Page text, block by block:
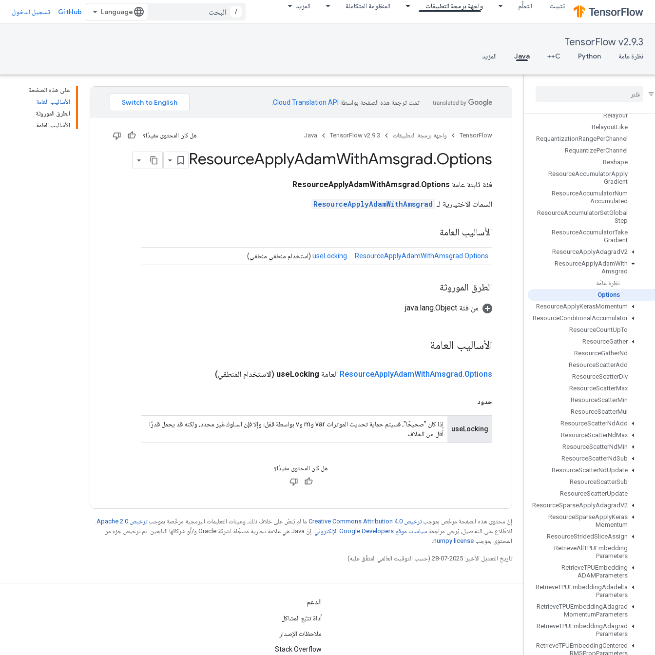
تثبيت التعلُّم واجهة برمجة التطبيقات المنظومة المتكاملة المزيد
/
GitHub تسجيل الدخول
TensorFlow v2.9.3
نظرة عامة Python
C++
Java المزيد
RefEnter
RefExit
RefMerge
RefNextIteration
Relayout
RelayoutLike
RequantizationRangePerChannel
RequantizePerChannel
Reshape
ResourceAccumulatorApply
Gradient
ResourceAccumulatorNum
Accumulated
ResourceAccumulatorSetGlobal
Step
ResourceAccumulatorTake
Gradient
ResourceApplyAdagradV2
ResourceApplyAdamWith
Amsgrad
نظرة عامّة
Options
ResourceApplyKerasMomentum
ResourceConditional Accumulator
ResourceCountUpTo
ResourceGather
ResourceGatherNd
ResourceScatterAdd
ResourceScatterDiv
ResourceScatterMax
ResourceScatterMin
ResourceScatterMul
ResourceScatterNdAdd
ResourceScatterNdMax
ResourceScatterNdMin
ResourceScatterNdSub
ResourceScatterNdUpdate
ResourceScatterSub
ResourceScatterUpdate
ResourceSparseApplyAdagradV2
ResourceSparseApplyKeras
Momentum
ResourceStridedSliceAssign
RetrieveAll TPUEmbedding
Parameters
RetrieveTPUEmbedding
ADAMParameters
RetrieveTPUEmbeddingAdadelta
Parameters
RetrieveTPUEmbeddingAdagrad
MomentumParameters
RetrieveTPUEmbeddingAdagrad
Parameters
RetrieveTPUEmbeddingCentered
RMSPropParameters
على هذه الصفحة
الأساليب العامة
الطرق الموروثة
الأساليب العامة
تمت ترجمة هذه الصفحة بواسطة Cloud Translation API‏
TensorFlow واجهة برمجة التطبيقات TensorFlow v2.9.3
Java هل كان المحتوى مفيدًا؟
ResourceApplyAdamWithAmsgrad.Options
فئة ثابتة عامة ResourceApplyAdamWithAmsgrad.Options
السمات الاختيارية لـ ResourceApplyAdamWithAmsgrad
الأساليب العامة
ResourceApplyAdamWithAmsgrad.Options
useLocking (استخدام منطقي منطقي)
الطرق الموروثة
من فئة java.lang.Object
الأساليب العامة
ResourceApplyAdamWithAmsgrad.Options العامة useLocking (الاستخدام المنطقي)
حدود
useLocking
إذا كان "صحيحًا"، فسيتم حماية تحديث الموترات var وm وv بواسطة قفل؛ وإلا فإن السلوك غير محدد، ولكنه قد يحمل قدرًا
أقل من الخلاف.
هل كان المحتوى مفيدًا؟
إنّ محتوى هذه الصفحة مرخّص بموجبترخيص Creative Commons Attribution 4.0‏ ما لم يُنصّ على خلاف ذلك، وعينات التعليمات البرمجية مرخّصة بموجبترخيص Apache 2.0‏
للاطّلاع على التفاصيل، يُرجى مراجعة سياسات موقع Google Developers الإلكتروني
. إنّ Java هي علامة تجارية مسجَّلة لشركة Oracle و/أو شركائها التابعين. تم ترخيص جزء من
المحتوى بموجب numpy license
تاريخ التعديل الأخير: 2025-07-28 (حسب التوقيت العالمي المتفَّق عليه)
التواصل الاجتماعي
المدوّنة
المنتدى
GitHub
الدعم
أداة تتبّع المشاكل
ملاحظات الإصدار
Stack Overflow